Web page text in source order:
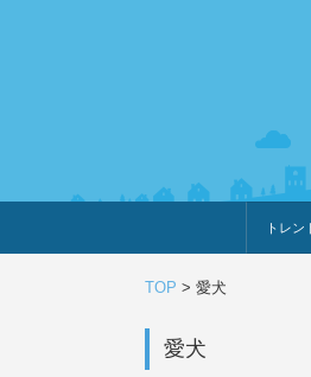
トレン
TOP > 愛犬
愛犬